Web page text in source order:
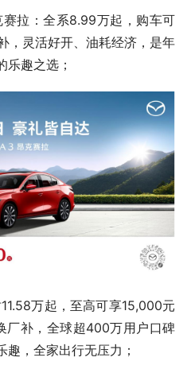
赛拉：全系8.99万起，购车可
，灵活好开、油耗经济，是年
趣之选；
万起，至高可享15,000元
厂补，全球超400万用户口碑
，全家出行无压力；